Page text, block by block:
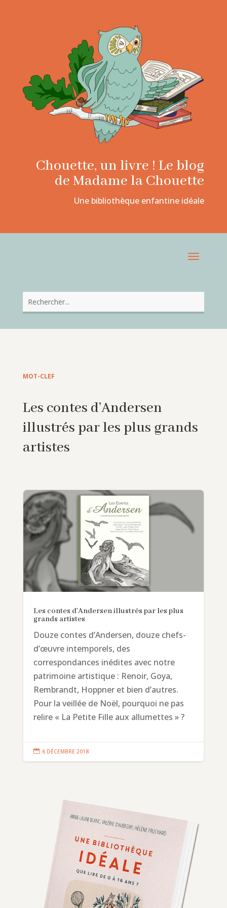
Chouette, un livre ! Le blog
de Madame la Chouette
Une bibliothèque enfantine idéale
MOT-CLEF
Les contes d’Andersen
illustrés par les plus grands
artistes
Les contes d’Andersen illustrés par les plus
grands artistes
Douze contes d’Andersen, douze chefs-
d’œuvre intemporels, des
correspondances inédites avec notre
patrimoine artistique : Renoir, Goya,
Rembrandt, Hoppner et bien d’autres.
Pour la veillée de Noël, pourquoi ne pas
relire « La Petite Fille aux allumettes » ?
 6 DÉCEMBRE 2018